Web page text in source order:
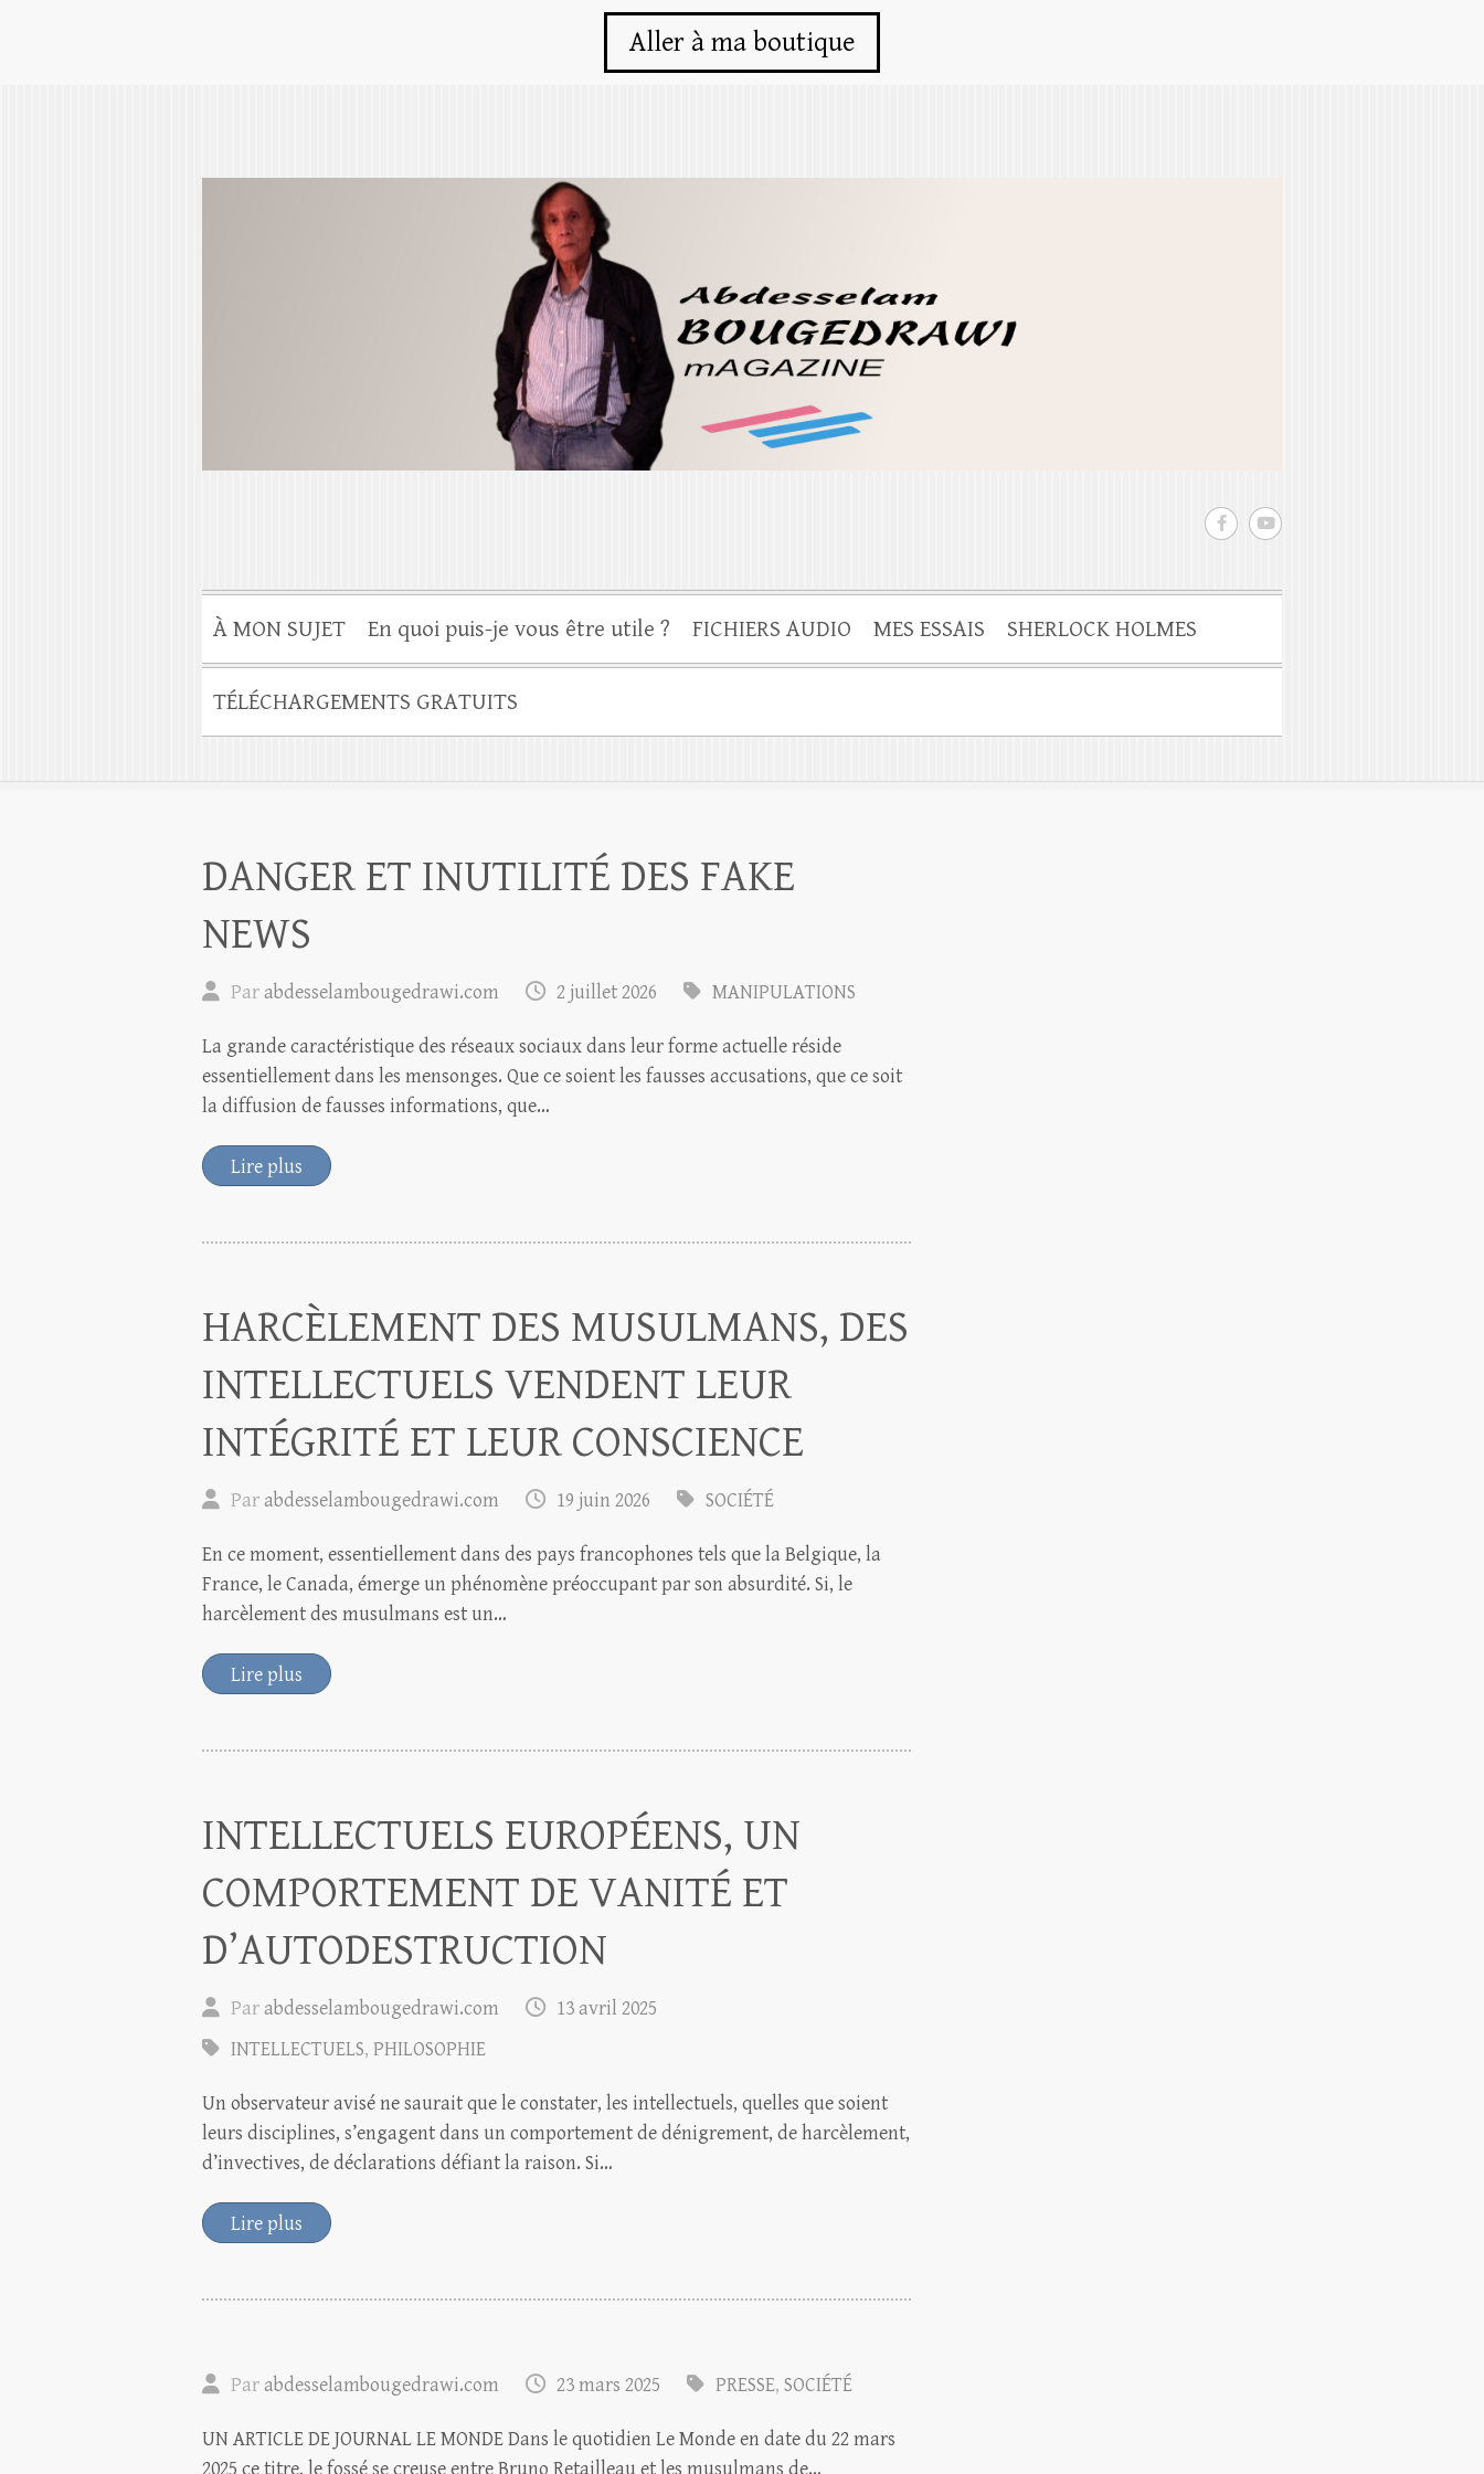
Aller à ma boutique
À MON SUJET En quoi puis-je vous être utile ? FICHIERS AUDIO MES ESSAIS SHERLOCK HOLMES
TÉLÉCHARGEMENTS GRATUITS
DANGER ET INUTILITÉ DES FAKE
NEWS
Par abdesselambougedrawi.com 2 juillet 2026 MANIPULATIONS
La grande caractéristique des réseaux sociaux dans leur forme actuelle réside
essentiellement dans les mensonges. Que ce soient les fausses accusations, que ce soit
la diffusion de fausses informations, que…
Lire plus
HARCÈLEMENT DES MUSULMANS, DES
INTELLECTUELS VENDENT LEUR
INTÉGRITÉ ET LEUR CONSCIENCE
Par abdesselambougedrawi.com 19 juin 2026 SOCIÉTÉ
En ce moment, essentiellement dans des pays francophones tels que la Belgique, la
France, le Canada, émerge un phénomène préoccupant par son absurdité. Si, le
harcèlement des musulmans est un…
Lire plus
INTELLECTUELS EUROPÉENS, UN
COMPORTEMENT DE VANITÉ ET
D’AUTODESTRUCTION
Par abdesselambougedrawi.com
13 avril 2025
INTELLECTUELS, PHILOSOPHIE
Un observateur avisé ne saurait que le constater, les intellectuels, quelles que soient
leurs disciplines, s’engagent dans un comportement de dénigrement, de harcèlement,
d’invectives, de déclarations défiant la raison. Si…
Lire plus
Par abdesselambougedrawi.com 23 mars 2025 PRESSE, SOCIÉTÉ
UN ARTICLE DE JOURNAL LE MONDE Dans le quotidien Le Monde en date du 22 mars
2025 ce titre, le fossé se creuse entre Bruno Retailleau et les musulmans de…